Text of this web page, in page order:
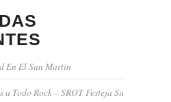
En El San Martin
Todo Rock – SROT Festeja Su